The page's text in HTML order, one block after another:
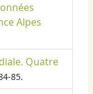
Alpes
Quatre
85.